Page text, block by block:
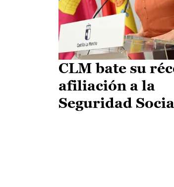
CLM bate su
afiliación a la
Seguridad